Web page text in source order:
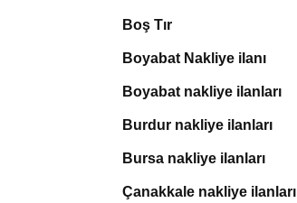
Boş Tır
Boyabat Nakliye ilanı
Boyabat nakliye ilanları
Burdur nakliye ilanları
Bursa nakliye ilanları
Çanakkale nakliye ilanları